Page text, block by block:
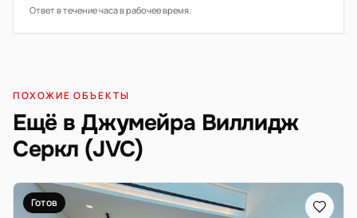
Ответ в течение часа в рабочее время.
ПОХОЖИЕ ОБЪЕКТЫ
Ещё в Джумейра Виллидж
Серкл (JVC)
Готов